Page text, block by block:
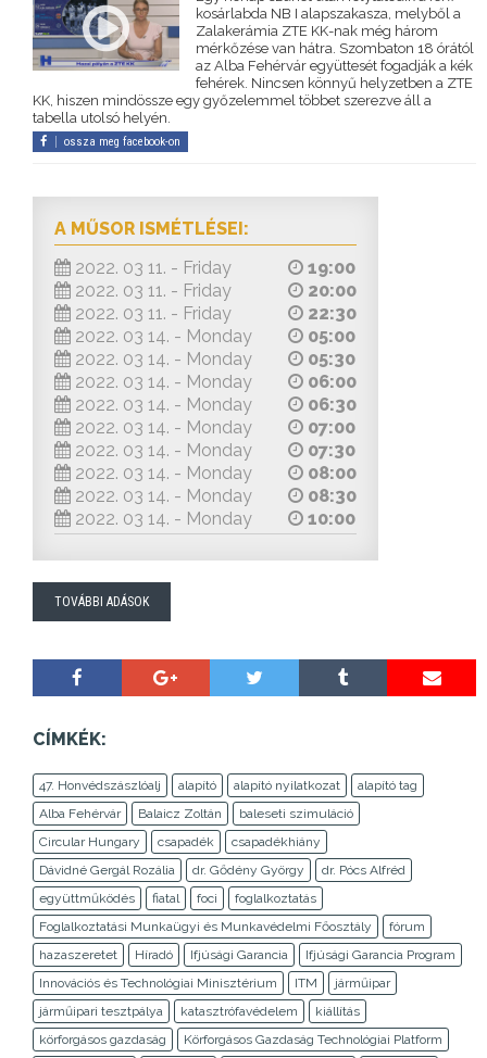
kosárlabda NB I alapszakasza, melyből a
Zalakerámia ZTE KK-nak még három
mérkőzése van hátra. Szombaton 18 órától
az Alba Fehérvár együttesét fogadják a kék
fehérek. Nincsen könnyű helyzetben a ZTE
KK, hiszen mindössze egy győzelemmel többet szerezve áll a
tabella utolsó helyén.
ossza meg facebook-on
A MŰSOR ISMÉTLÉSEI:
2022. 03 11. - Friday
19:00
2022. 03 11. - Friday
20:00
2022. 03 11. - Friday
22:30
2022. 03 14. - Monday
05:00
2022. 03 14. - Monday
05:30
2022. 03 14. - Monday
06:00
2022. 03 14. - Monday
06:30
2022. 03 14. - Monday
07:00
2022. 03 14. - Monday
07:30
2022. 03 14. - Monday
08:00
2022. 03 14. - Monday
08:30
2022. 03 14. - Monday
10:00
TOVÁBBI ADÁSOK
CÍMKÉK:
47. Honvédszászlóalj alapító alapító nyilatkozat
alapító tag
Alba Fehérvár
Balaicz Zoltán
baleseti szimuláció
Circular Hungary
csapadék
csapadékhiány
Dávidné Gergál Rozália
dr. Gődény György
dr. Pócs Alfréd
együttműködés
fiatal foci
foglalkoztatás
Foglalkoztatási Munkaügyi és Munkavédelmi Főosztály
fórum
hazaszeretet
Híradó Ifjúsági Garancia
Ifjúsági Garancia Program
Innovációs és Technológiai Minisztérium
ITM
járműipar
járműipari tesztpálya
katasztrófavédelem
kiállítás
körforgásos gazdaság
Körforgásos Gazdaság Technológiai Platform